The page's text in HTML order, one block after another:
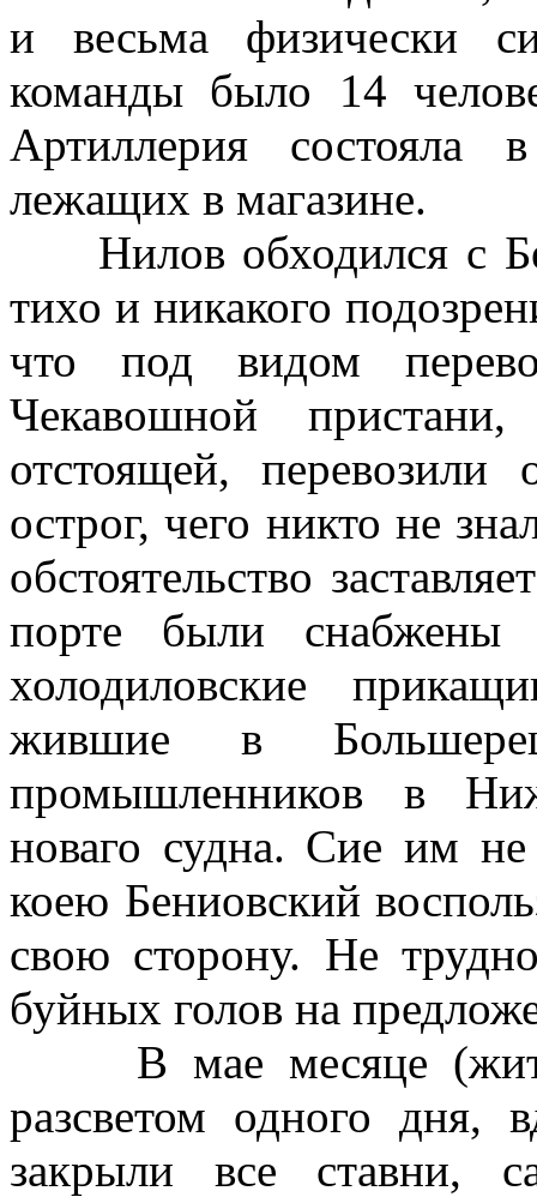
и весьма физически
команды было 14
Артиллерия состояла
лежащих в магазине.
Нилов обходился с
тихо и ника­кого
что под видом
Чекавошной
отстоящей,
острог, чего никто не
обстоя­тельство
порте были
холодиловские
жившие в
промышленников в
новаго судна. Сие им
коею Бениовский
свою сторону. Не
буйных голов на
В мае месяце
разсветом одного
закрыли все ставни,